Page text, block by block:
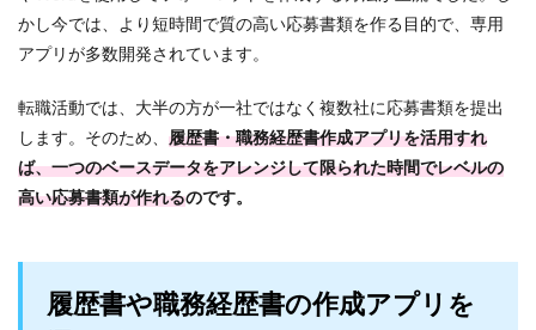
かし今では、より短時間で質の高い応募書類を作る目的で、専用
アプリが多数開発されています。
転職活動では、大半の方が一社ではなく複数社に応募書類を提出
します。そのため、 履歴書・職務経歴書作成アプリを活用すれ
ば、一つのベースデータをアレンジして限られた時間でレベルの
高い応募書類が作れるのです。
履歴書や職務経歴書の作成アプリを